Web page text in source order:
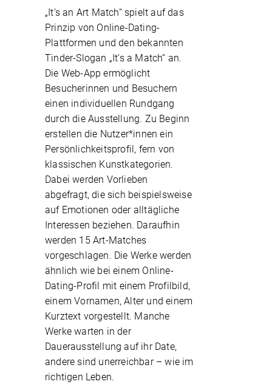
„It’s an Art Match“ spielt auf das
Prinzip von Online-Dating-
Plattformen und den bekannten
Tinder-Slogan „It’s a Match“ an.
Die Web-App ermöglicht
Besucherinnen und Besuchern
einen individuellen Rundgang
durch die Ausstellung. Zu Beginn
erstellen die Nutzer*innen ein
Persönlichkeitsprofil, fern von
klassischen Kunstkategorien.
Dabei werden Vorlieben
abgefragt, die sich beispielsweise
auf Emotionen oder alltägliche
Interessen beziehen. Daraufhin
werden 15 Art-Matches
vorgeschlagen. Die Werke werden
ähnlich wie bei einem Online-
Dating-Profil mit einem Profilbild,
einem Vornamen, Alter und einem
Kurztext vorgestellt. Manche
Werke warten in der
Dauerausstellung auf ihr Date,
andere sind unerreichbar – wie im
richtigen Leben.